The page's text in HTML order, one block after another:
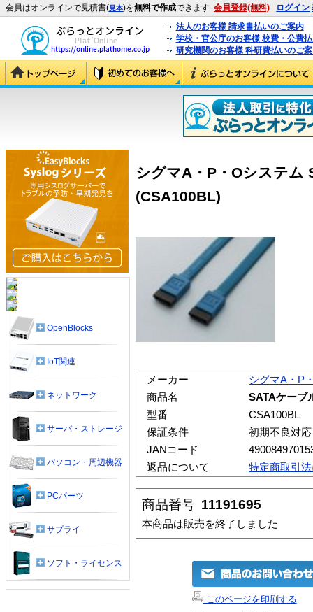
会員はオンラインで見積書(見本)を無料で作成できます 会員登録(無料) ログイン
法人のお客様 請求書払いのご案内
学校・官公庁のお客様 校費・公費
研究機関のお客様 科研費払いのご
シグマA・P・Oシステム
(CSA100BL)
メーカー
シグマA・P
商品名
SATAケーブ
型番
CSA100BL
保証条件
初期不良対
JANコード
返品について
特定商取引
商品番号 11191695
本商品は販売を終了しました
このページを印刷する
OpenBlocks
IoT関連
ネットワーク
サーバ・ストレージ
パソコン・周辺機器
PCパーツ
サプライ
ソフト・ライセンス